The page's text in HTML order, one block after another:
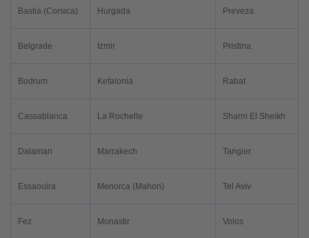
Bastia (Corsica) Hurgada Preveza
Belgrade Izmir Pristina
Bodrum Kefalonia Rabat
Cassablanca La Rochelle Sharm El Sheikh
Dalaman Marrakech Tangier
Essaouira Menorca (Mahon) Tel Aviv
Fez Monastir Volos